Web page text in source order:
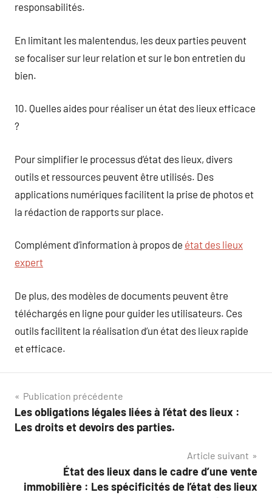
responsabilités.
En limitant les malentendus, les deux parties peuvent
se focaliser sur leur relation et sur le bon entretien du
bien.
10. Quelles aides pour réaliser un état des lieux efficace
?
Pour simplifier le processus d’état des lieux, divers
outils et ressources peuvent être utilisés. Des
applications numériques facilitent la prise de photos et
la rédaction de rapports sur place.
Complément d’information à propos de état des lieux
expert
De plus, des modèles de documents peuvent être
téléchargés en ligne pour guider les utilisateurs. Ces
outils facilitent la réalisation d’un état des lieux rapide
et efficace.
Navigation
de
Publication précédente
Les obligations légales liées à l’état des lieux :
Les droits et devoirs des parties.
Article suivant
État des lieux dans le cadre d’une vente
immobilière : Les spécificités de l’état des lieux